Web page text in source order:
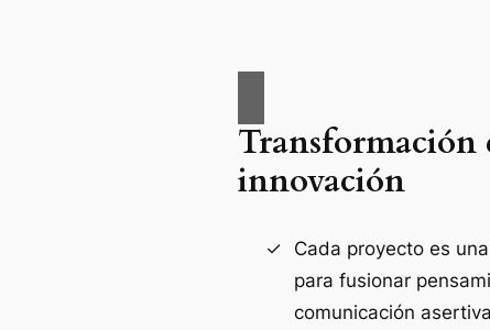
Transformación
innovación
Cada proyecto es
para fusionar
comunicación